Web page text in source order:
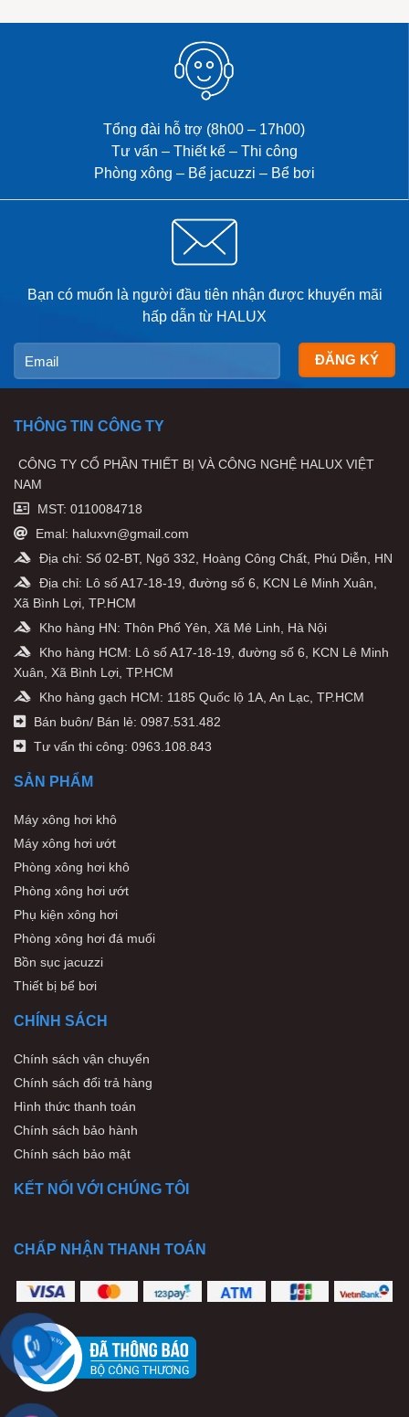
Tổng đài hỗ trợ (8h00 – 17h00)
Tư vấn – Thiết kế – Thi công
Phòng xông – Bể jacuzzi – Bể bơi
Bạn có muốn là người đầu tiên nhận được khuyến mãi
hấp dẫn từ HALUX
THÔNG TIN CÔNG TY
CÔNG TY CỔ PHẦN THIẾT BỊ VÀ CÔNG NGHỆ HALUX VIỆT
NAM
MST: 0110084718
Emal: haluxvn@gmail.com
Địa chỉ: Số 02-BT, Ngõ 332, Hoàng Công Chất, Phú Diễn, HN
Địa chỉ: Lô số A17-18-19, đường số 6, KCN Lê Minh Xuân,
Xã Bình Lợi, TP.HCM
Kho hàng HN: Thôn Phố Yên, Xã Mê Linh, Hà Nội
Kho hàng HCM: Lô số A17-18-19, đường số 6, KCN Lê Minh
Xuân, Xã Bình Lợi, TP.HCM
Kho hàng gạch HCM: 1185 Quốc lộ 1A, An Lạc, TP.HCM
Bán buôn/ Bán lẻ: 0987.531.482
Tư vấn thi công: 0963.108.843
SẢN PHẨM
Máy xông hơi khô
Máy xông hơi ướt
Phòng xông hơi khô
Phòng xông hơi ướt
Phụ kiện xông hơi
Phòng xông hơi đá muối
Bồn sục jacuzzi
Thiết bị bể bơi
CHÍNH SÁCH
Chính sách vận chuyển
Chính sách đổi trả hàng
Hình thức thanh toán
Chính sách bảo hành
Chính sách bảo mật
KẾT NỐI VỚI CHÚNG TÔI
CHẤP NHẬN THANH TOÁN